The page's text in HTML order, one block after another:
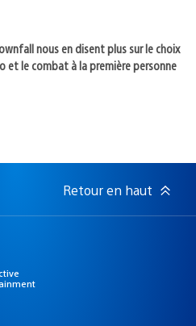
nous en disent plus sur le choix
et le combat à la première personne
Retour en haut